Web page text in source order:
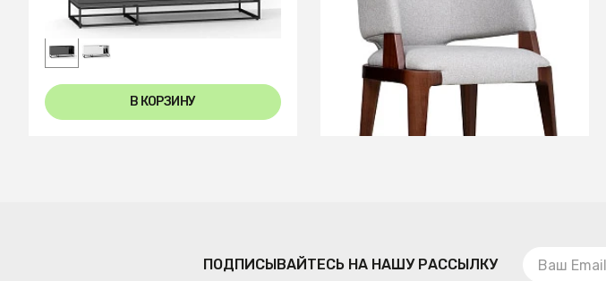
В КОРЗИНУ В КОРЗИНУ
ПОДПИСЫВАЙТЕСЬ НА НАШУ РАССЫЛКУ